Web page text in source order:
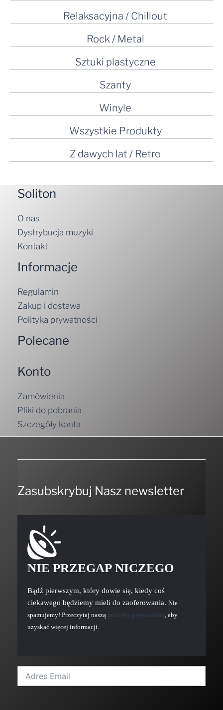
Relaksacyjna / Chillout
Rock / Metal
Sztuki plastyczne
Szanty
Winyle
Wszystkie Produkty
Z dawych lat / Retro
Soliton
O nas
Dystrybucja muzyki
Kontakt
Informacje
Regulamin
Zakup i dostawa
Polityka prywatności
Polecane
Konto
Zamówienia
Pliki do pobrania
Szczegóły konta
Zasubskrybuj Nasz newsletter
NIE PRZEGAP NICZEGO
Bądź pierwszym, który dowie się, kiedy coś
ciekawego będziemy mieli do zaoferowania. Nie
spamujemy! Przeczytaj naszą politykę prywatności, aby
uzyskać więcej informacji.